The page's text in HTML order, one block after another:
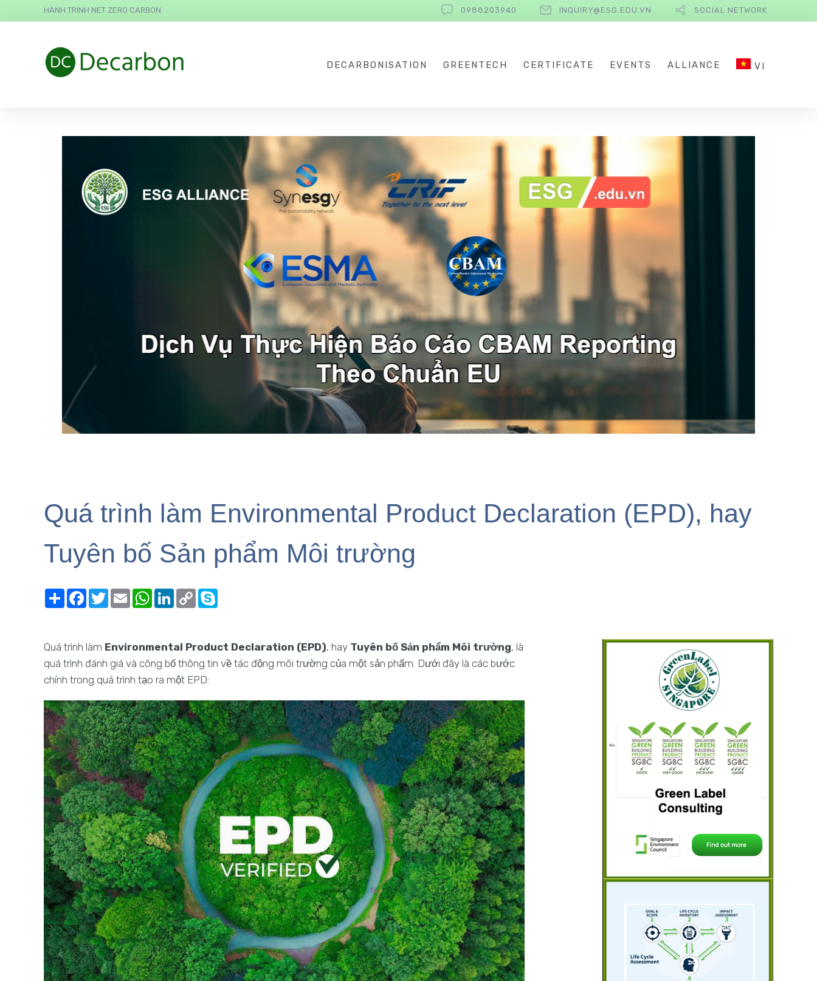
HÀNH TRÌNH NET ZERO CARBON 0988203940 INQUIRY@ESG.EDU.VN SOCIAL NETWORK
DECARBONISATION GREENTECH CERTIFICATE EVENTS ALLIANCE VI
Quá trình làm Environmental Product Declaration (EPD), hay
Tuyên bố Sản phẩm Môi trường
ShareFacebook
TwitterEmail WhatsApp
LinkedIn
Copy
Link
Quá trình làm Environmental Product Declaration (EPD), hay Tuyên bố Sản phẩm Môi trường, là
quá trình đánh giá và công bố thông tin về tác động môi trường của một sản phẩm. Dưới đây là các bước
chính trong quá trình tạo ra một EPD: